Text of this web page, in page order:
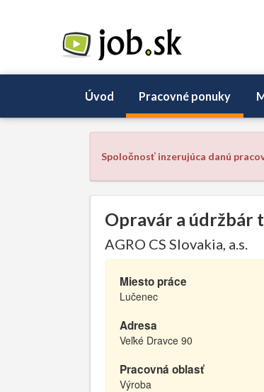
Úvod Pracovné ponuky
Spoločnosť inzerujúca danú
Opravár a údržbár
AGRO CS Slovakia, a.s.
Miesto práce
Lučenec
Adresa
Veľké Dravce 90
Pracovná oblasť
Výroba